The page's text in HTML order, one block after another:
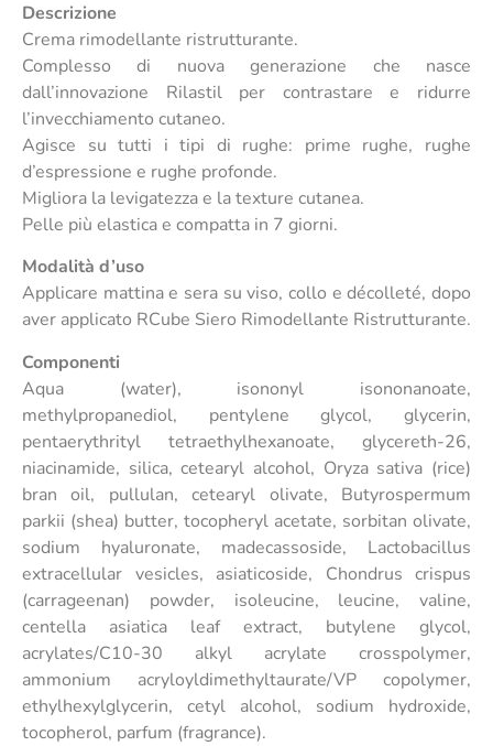
Descrizione
Crema rimodellante ristrutturante.
Complesso di nuova generazione che nasce
dall’innovazione Rilastil per contrastare e ridurre
l’invecchiamento cutaneo.
Agisce su tutti i tipi di rughe: prime rughe, rughe
d’espressione e rughe profonde.
Migliora la levigatezza e la texture cutanea.
Pelle più elastica e compatta in 7 giorni.
Modalità d’uso
Applicare mattina e sera su viso, collo e décolleté, dopo
aver applicato RCube Siero Rimodellante Ristrutturante.
Componenti
Aqua (water), isononyl isononanoate,
methylpropanediol, pentylene glycol, glycerin,
pentaerythrityl tetraethylhexanoate, glycereth-26,
niacinamide, silica, cetearyl alcohol, Oryza sativa (rice)
bran oil, pullulan, cetearyl olivate, Butyrospermum
parkii (shea) butter, tocopheryl acetate, sorbitan olivate,
sodium hyaluronate, madecassoside, Lactobacillus
extracellular vesicles, asiaticoside, Chondrus crispus
(carrageenan) powder, isoleucine, leucine, valine,
centella asiatica leaf extract, butylene glycol,
acrylates/C10-30 alkyl acrylate crosspolymer,
ammonium acryloyldimethyltaurate/VP copolymer,
ethylhexylglycerin, cetyl alcohol, sodium hydroxide,
tocopherol, parfum (fragrance).